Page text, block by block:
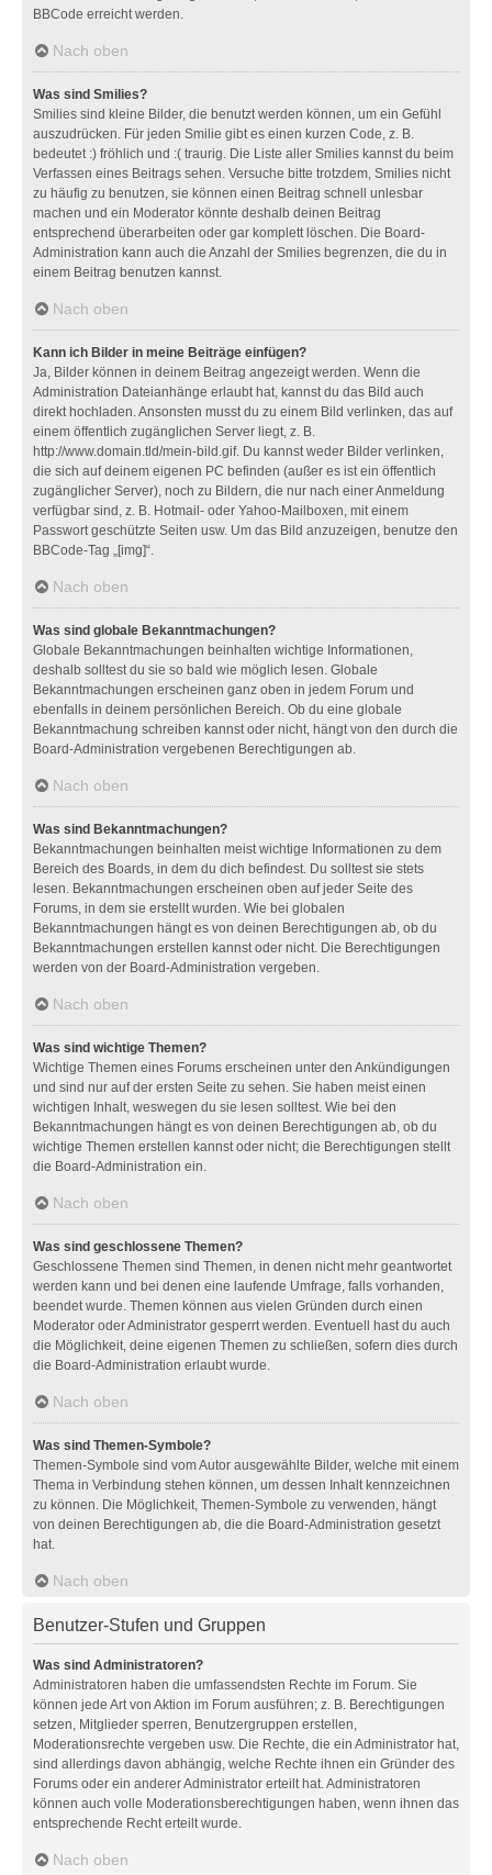
BBCode erreicht werden.
Nach oben
Was sind Smilies?
Smilies sind kleine Bilder, die benutzt werden können, um ein Gefühl
auszudrücken. Für jeden Smilie gibt es einen kurzen Code, z. B.
bedeutet :) fröhlich und :( traurig. Die Liste aller Smilies kannst du beim
Verfassen eines Beitrags sehen. Versuche bitte trotzdem, Smilies nicht
zu häufig zu benutzen, sie können einen Beitrag schnell unlesbar
machen und ein Moderator könnte deshalb deinen Beitrag
entsprechend überarbeiten oder gar komplett löschen. Die Board-
Administration kann auch die Anzahl der Smilies begrenzen, die du in
einem Beitrag benutzen kannst.
Nach oben
Kann ich Bilder in meine Beiträge einfügen?
Ja, Bilder können in deinem Beitrag angezeigt werden. Wenn die
Administration Dateianhänge erlaubt hat, kannst du das Bild auch
direkt hochladen. Ansonsten musst du zu einem Bild verlinken, das auf
einem öffentlich zugänglichen Server liegt, z. B.
http://www.domain.tld/mein-bild.gif. Du kannst weder Bilder verlinken,
die sich auf deinem eigenen PC befinden (außer es ist ein öffentlich
zugänglicher Server), noch zu Bildern, die nur nach einer Anmeldung
verfügbar sind, z. B. Hotmail- oder Yahoo-Mailboxen, mit einem
Passwort geschützte Seiten usw. Um das Bild anzuzeigen, benutze den
BBCode-Tag „[img]“.
Nach oben
Was sind globale Bekanntmachungen?
Globale Bekanntmachungen beinhalten wichtige Informationen,
deshalb solltest du sie so bald wie möglich lesen. Globale
Bekanntmachungen erscheinen ganz oben in jedem Forum und
ebenfalls in deinem persönlichen Bereich. Ob du eine globale
Bekanntmachung schreiben kannst oder nicht, hängt von den durch die
Board-Administration vergebenen Berechtigungen ab.
Nach oben
Was sind Bekanntmachungen?
Bekanntmachungen beinhalten meist wichtige Informationen zu dem
Bereich des Boards, in dem du dich befindest. Du solltest sie stets
lesen. Bekanntmachungen erscheinen oben auf jeder Seite des
Forums, in dem sie erstellt wurden. Wie bei globalen
Bekanntmachungen hängt es von deinen Berechtigungen ab, ob du
Bekanntmachungen erstellen kannst oder nicht. Die Berechtigungen
werden von der Board-Administration vergeben.
Nach oben
Was sind wichtige Themen?
Wichtige Themen eines Forums erscheinen unter den Ankündigungen
und sind nur auf der ersten Seite zu sehen. Sie haben meist einen
wichtigen Inhalt, weswegen du sie lesen solltest. Wie bei den
Bekanntmachungen hängt es von deinen Berechtigungen ab, ob du
wichtige Themen erstellen kannst oder nicht; die Berechtigungen stellt
die Board-Administration ein.
Nach oben
Was sind geschlossene Themen?
Geschlossene Themen sind Themen, in denen nicht mehr geantwortet
werden kann und bei denen eine laufende Umfrage, falls vorhanden,
beendet wurde. Themen können aus vielen Gründen durch einen
Moderator oder Administrator gesperrt werden. Eventuell hast du auch
die Möglichkeit, deine eigenen Themen zu schließen, sofern dies durch
die Board-Administration erlaubt wurde.
Nach oben
Was sind Themen-Symbole?
Themen-Symbole sind vom Autor ausgewählte Bilder, welche mit einem
Thema in Verbindung stehen können, um dessen Inhalt kennzeichnen
zu können. Die Möglichkeit, Themen-Symbole zu verwenden, hängt
von deinen Berechtigungen ab, die die Board-Administration gesetzt
hat.
Nach oben
Benutzer-Stufen und Gruppen
Was sind Administratoren?
Administratoren haben die umfassendsten Rechte im Forum. Sie
können jede Art von Aktion im Forum ausführen; z. B. Berechtigungen
setzen, Mitglieder sperren, Benutzergruppen erstellen,
Moderationsrechte vergeben usw. Die Rechte, die ein Administrator hat,
sind allerdings davon abhängig, welche Rechte ihnen ein Gründer des
Forums oder ein anderer Administrator erteilt hat. Administratoren
können auch volle Moderationsberechtigungen haben, wenn ihnen das
entsprechende Recht erteilt wurde.
Nach oben